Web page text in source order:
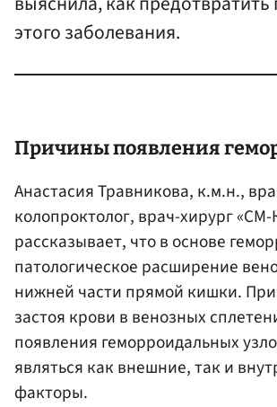
этого заболевания.
Причины появления
Анастасия Травникова, к.м.н.,
колопроктолог, врач-хирург
рассказывает, что в основе
патологическое расширение
нижней части прямой кишки.
застоя крови в венозных
появления геморроидальных
являться как внешние, так и
факторы.